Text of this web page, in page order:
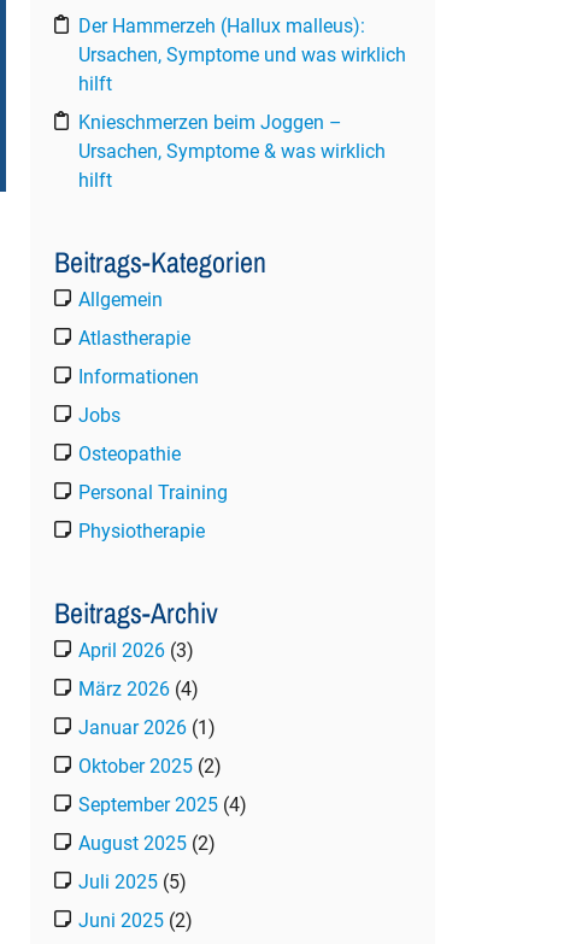
Der Hammerzeh (Hallux malleus):
Ursachen, Symptome und was wirklich
hilft
Knieschmerzen beim Joggen –
Ursachen, Symptome & was wirklich
hilft
Beitrags-Kategorien
Allgemein
Atlastherapie
Informationen
Jobs
Osteopathie
Personal Training
Physiotherapie
Beitrags-Archiv
April 2026 (3)
März 2026 (4)
Januar 2026 (1)
Oktober 2025 (2)
September 2025 (4)
August 2025 (2)
Juli 2025 (5)
Juni 2025 (2)